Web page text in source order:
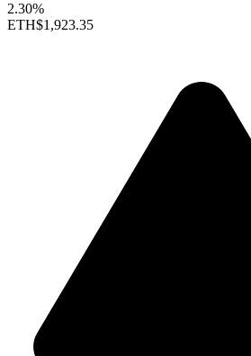
2.30%
ETH$1,923.35